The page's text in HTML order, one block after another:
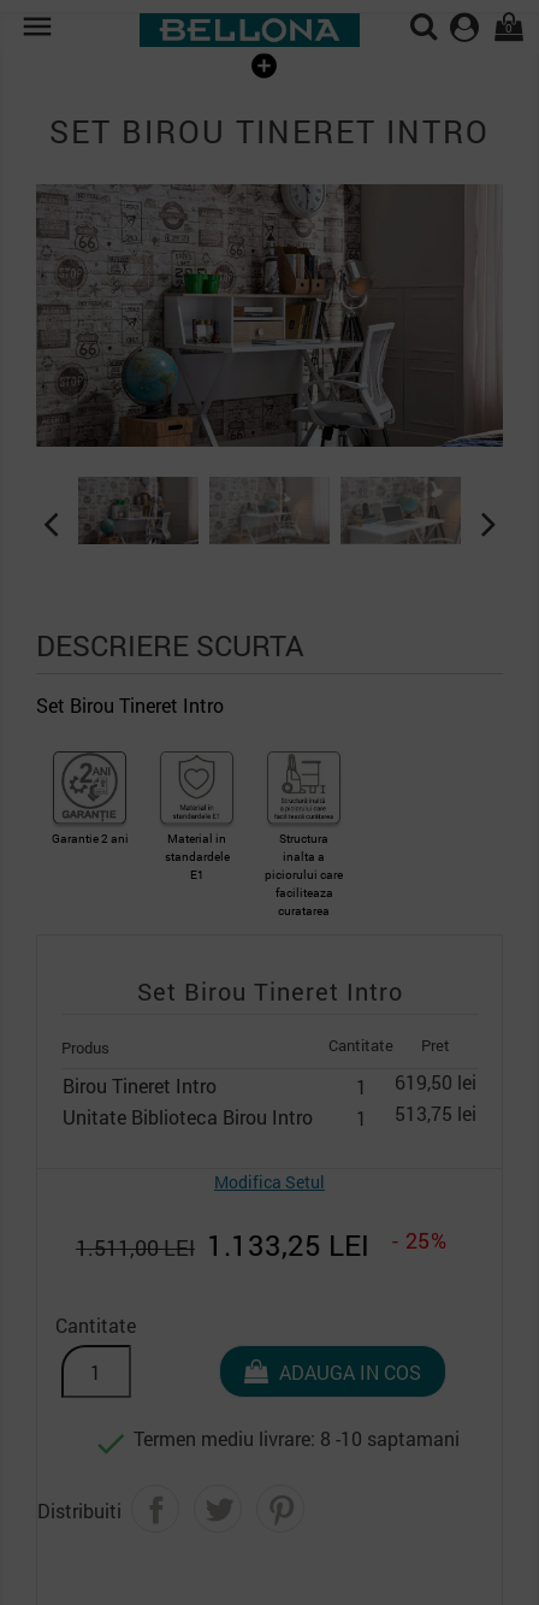
 0
SET BIROU TINERET INTRO
DESCRIERE SCURTA
Set Birou Tineret Intro
Garantie 2 ani
Material in
standardele
E1
Structura
inalta a
piciorului care
faciliteaza
curatarea
Set Birou Tineret Intro
Produs Cantitate Pret
Birou Tineret Intro 1
619,50 lei
Unitate Biblioteca Birou Intro
1 513,75 lei
Modifica Setul
1.133,25 LEI - 25%
1.511,00 LEI
Cantitate
ADAUGA IN COS
 Termen mediu livrare: 8 -10 saptamani
Distribuiti